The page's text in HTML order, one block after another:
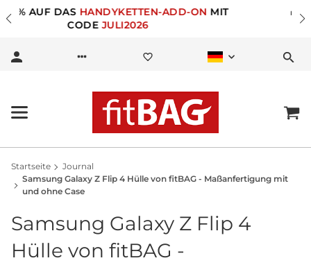
🎁 -10% RABATT FÜR NEWSLETTER ANMELDUNG
Startseite
Journal
Samsung Galaxy Z Flip 4 Hülle von fitBAG - Maßanfertigung mit
und ohne Case
Samsung Galaxy Z Flip 4
Hülle von fitBAG -